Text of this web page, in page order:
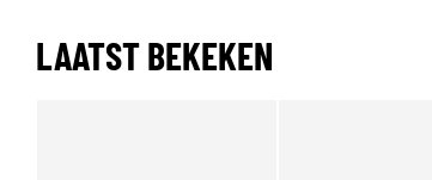
LAATST BEKEKEN